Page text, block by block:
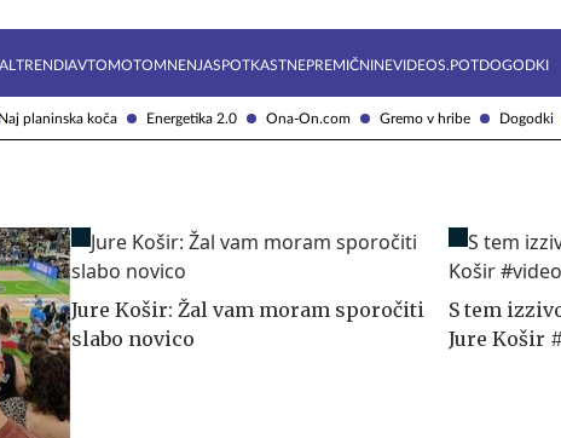
Naj planinska koča Energetika 2.0 Ona-On.com Gremo v hribe Dogodki
TRENDIAVTOMOTOMNENJASPOTKASTNEPREMIČNINEVIDEOS.POTDOGODKI
Jure Košir: Žal vam moram sporočiti
slabo novico
S tem
Jure Košir